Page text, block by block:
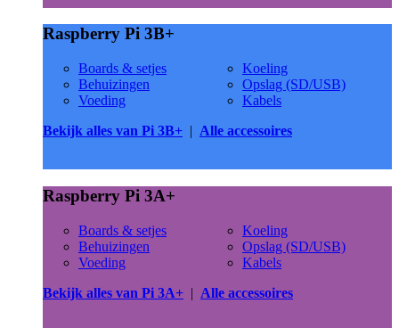
Raspberry Pi 3B+
Boards & setjes
Behuizingen
Voeding
Koeling
Opslag (SD/USB)
Kabels
Bekijk alles van Pi 3B+ | Alle accessoires
Raspberry Pi 3A+
Boards & setjes
Behuizingen
Voeding
Koeling
Opslag (SD/USB)
Kabels
Bekijk alles van Pi 3A+ | Alle accessoires